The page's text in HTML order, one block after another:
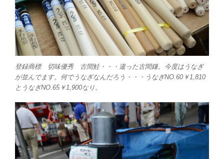
登録商標 切味優秀 古間鮭・・・違った古間鎌。今度はうなぎ
が並んでます。何でうなぎなんだろう・・・うなぎNO.60￥1,810
とうなぎNO.65￥1,900なり。